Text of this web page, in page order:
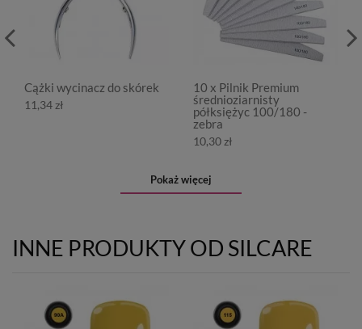
Cążki wycinacz do skórek
11,34 zł
10 x Pilnik Premium
średnioziarnisty
półksiężyc 100/180 -
zebra
10,30 zł
Pokaż więcej
INNE PRODUKTY OD SILCARE